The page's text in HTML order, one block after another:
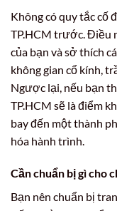
Không có quy tắc cố
TP.HCM trước. Điều
của bạn và sở thích
không gian cổ kính,
Ngược lại, nếu bạn
TP.HCM sẽ là điểm
bay đến một thành
hóa hành trình.
Cần chuẩn bị gì cho
Bạn nên chuẩn bị